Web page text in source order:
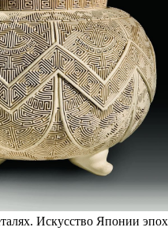
Искусство Японии